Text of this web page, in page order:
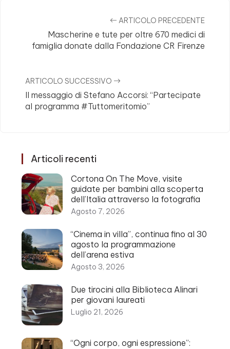
ARTICOLO PRECEDENTE
Mascherine e tute per oltre 670 medici di
famiglia donate dalla Fondazione CR Firenze
ARTICOLO SUCCESSIVO
Il messaggio di Stefano Accorsi: “Partecipate
al programma #Tuttomeritomio”
Articoli recenti
Cortona On The Move, visite
guidate per bambini alla scoperta
dell’Italia attraverso la fotografia
Agosto 7, 2026
“Cinema in villa”, continua fino al 30
agosto la programmazione
dell’arena estiva
Agosto 3, 2026
Due tirocini alla Biblioteca Alinari
per giovani laureati
Luglio 21, 2026
“Ogni corpo, ogni espressione”: